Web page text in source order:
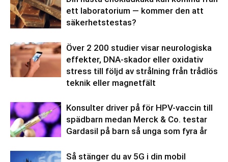
ett laboratorium — kommer den att
säkerhetstestas?
Över 2 200 studier visar neurologiska
effekter, DNA-skador eller oxidativ
stress till följd av strålning från trådlös
teknik eller magnetfält
Konsulter driver på för HPV-vaccin till
spädbarn medan Merck & Co. testar
Gardasil på barn så unga som fyra år
Så stänger du av 5G i din mobil